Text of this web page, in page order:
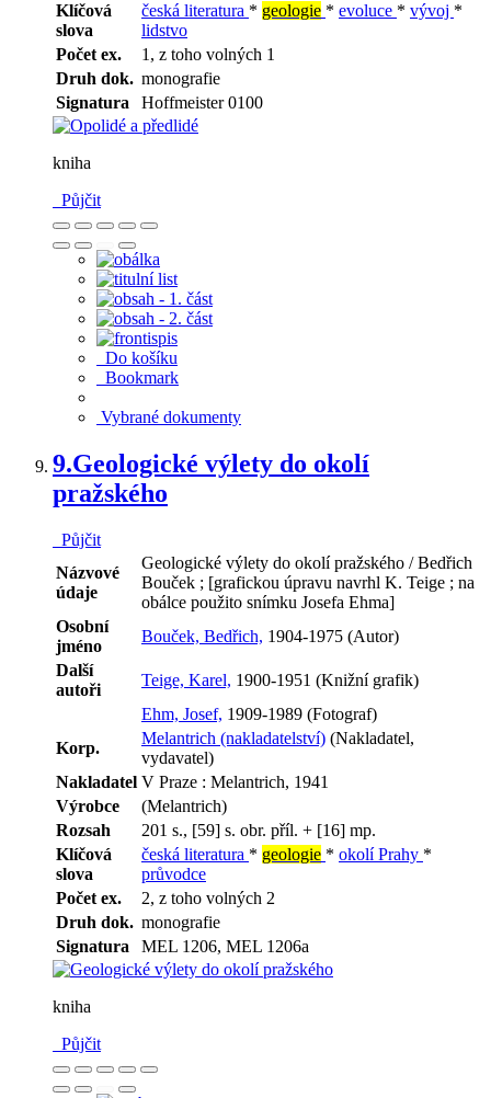
Klíčová
slova
česká literatura * geologie * evoluce * vývoj *
lidstvo
Počet ex.
1, z toho volných 1
Druh dok. monografie
Signatura
Hoffmeister 0100
kniha
Půjčit
Do košíku
Bookmark
Vybrané dokumenty
9.Geologické výlety do okolí
pražského
Půjčit
Názvové
údaje
Geologické výlety do okolí pražského / Bedřich
Bouček ; [grafickou úpravu navrhl K. Teige ; na
obálce použito snímku Josefa Ehma]
Osobní
jméno
Bouček, Bedřich, 1904-1975 (Autor)
Další
autoři
Teige, Karel, 1900-1951 (Knižní grafik)
Ehm, Josef, 1909-1989 (Fotograf)
Korp.
Melantrich (nakladatelství) (Nakladatel,
vydavatel)
Nakladatel V Praze : Melantrich, 1941
Výrobce
(Melantrich)
Rozsah
201 s., [59] s. obr. příl. + [16] mp.
Klíčová
slova
česká literatura * geologie * okolí Prahy *
průvodce
Počet ex.
2, z toho volných 2
Druh dok. monografie
Signatura
MEL 1206, MEL 1206a
kniha
Půjčit